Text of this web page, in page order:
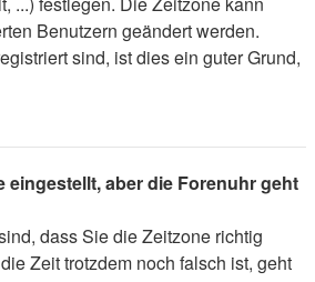
Benutzern geändert werden.
sind, ist dies ein guter Grund,
eingestellt, aber die Forenuhr geht
dass Sie die Zeitzone richtig
Zeit trotzdem noch falsch ist, geht